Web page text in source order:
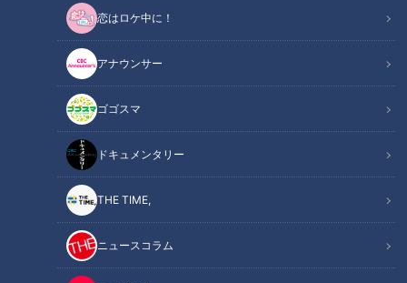
恋はロケ中に！
アナウンサー
ゴゴスマ
ドキュメンタリー
THE TIME,
ニュースコラム
この記事の画像 （全3枚）
この記事を見たあなたへのおすすめ